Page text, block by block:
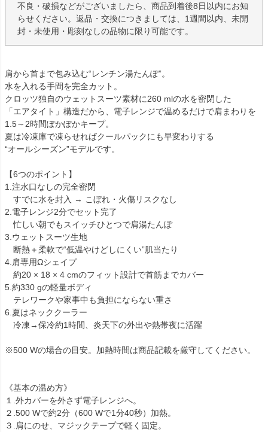
不良・破損などがございましたら、商品到着後8日以内にお知
らせください。返品・交換につきましては、1週間以内、未開
封・未使用・彫刻なしの品物に限り可能です。
肩から首まで包み込む“レンチン湯たんぽ”。
水を入れる手間を完全カット。
クロッツ独自のウェットスーツ素材に260 mlの水を密閉した
「エアタイト」構造だから、電子レンジで温めるだけで肩まわりを
1.5～2時間ぽかぽかキープ。
夏は冷凍庫で凍らせればクールパックにも早変わりする
“オールシーズン”モデルです。
【6つのポイント】
1.注水口なしの完全密閉
すでに水を封入 → こぼれ・火傷リスクなし
2.電子レンジ2分でセット完了
忙しい朝でもスイッチひとつで肩湯たんぽ
3.ウェットスーツ生地
断熱＋柔軟で“低温やけどしにくい”肌当たり
4.肩専用Ωシェイプ
約20 × 18 × 4 cmのフィット設計で首筋までカバー
5.約330 gの軽量ボディ
テレワークや家事中も負担にならない重さ
6.夏はネッククーラー
冷凍→保冷約1時間、炎天下の外出や熱帯夜に活躍
※500 Wの場合の目安。加熱時間は商品記載を厳守してください。
《基本の温め方》
１.外カバーを外さず電子レンジへ。
２.500 Wで約2分（600 Wで1分40秒）加熱。
３.肩にのせ、マジックテープで軽く固定。